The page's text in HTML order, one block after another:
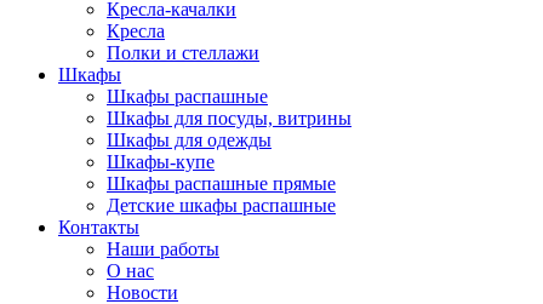
Кресла-качалки
Кресла
Полки и стеллажи
Шкафы
Шкафы распашные
Шкафы для посуды, витрины
Шкафы для одежды
Шкафы-купе
Шкафы распашные прямые
Детские шкафы распашные
Контакты
Наши работы
О нас
Новости